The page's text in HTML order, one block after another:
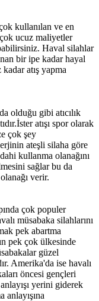
kullanılan ve en
ucuz maliyetler
Haval silahlar
bir ipe kadar hayal
atış yapma
olduğu gibi atıcılık
atışı spor olarak
çok şey
ateşli silaha göre
kullanma olanağını
sağlar bu da
verir.
çok populer
müsabaka silahlarını
pek abartma
pek çok ülkesinde
güzel
Amerika'da ise havalı
öncesi gençleri
yerini giderek
anlayışına